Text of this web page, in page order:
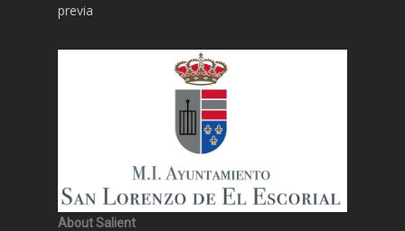
previa
About Salient